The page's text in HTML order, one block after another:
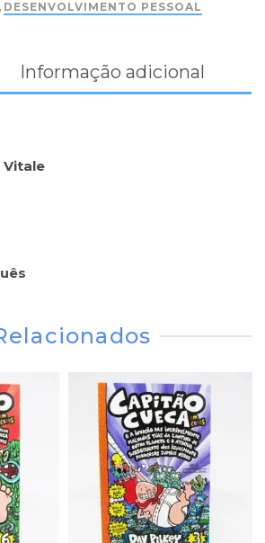
, DESENVOLVIMENTO PESSOAL
Informação adicional
Vitale